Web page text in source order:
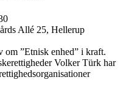
Allé 25, Hellerup
”Etnisk enhed” i kraft.
Volker Türk har